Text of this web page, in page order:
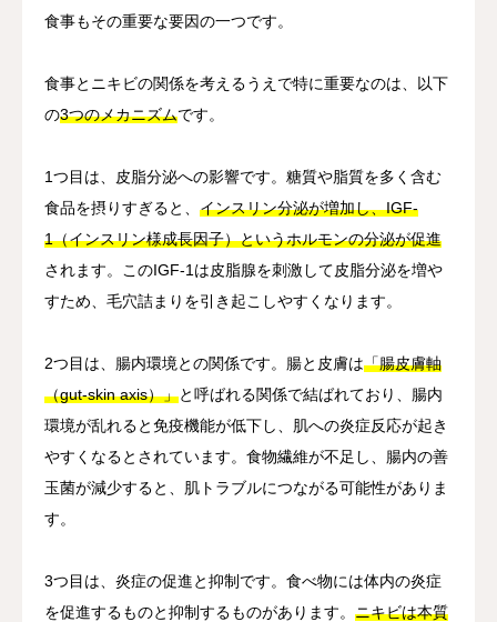
食事もその重要な要因の一つです。
食事とニキビの関係を考えるうえで特に重要なのは、以下
の3つのメカニズムです。
1つ目は、皮脂分泌への影響です。糖質や脂質を多く含む
食品を摂りすぎると、 インスリン分泌が増加し、IGF-
1（インスリン様成長因子）というホルモンの分泌が促進
されます。このIGF-1は皮脂腺を刺激して皮脂分泌を増や
すため、毛穴詰まりを引き起こしやすくなります。
2つ目は、腸内環境との関係です。腸と皮膚は「腸皮膚軸
（gut-skin axis）」と呼ばれる関係で結ばれており、腸内
環境が乱れると免疫機能が低下し、肌への炎症反応が起き
やすくなるとされています。食物繊維が不足し、腸内の善
玉菌が減少すると、肌トラブルにつながる可能性がありま
す。
3つ目は、炎症の促進と抑制です。食べ物には体内の炎症
を促進するものと抑制するものがあります。 ニキビは本質